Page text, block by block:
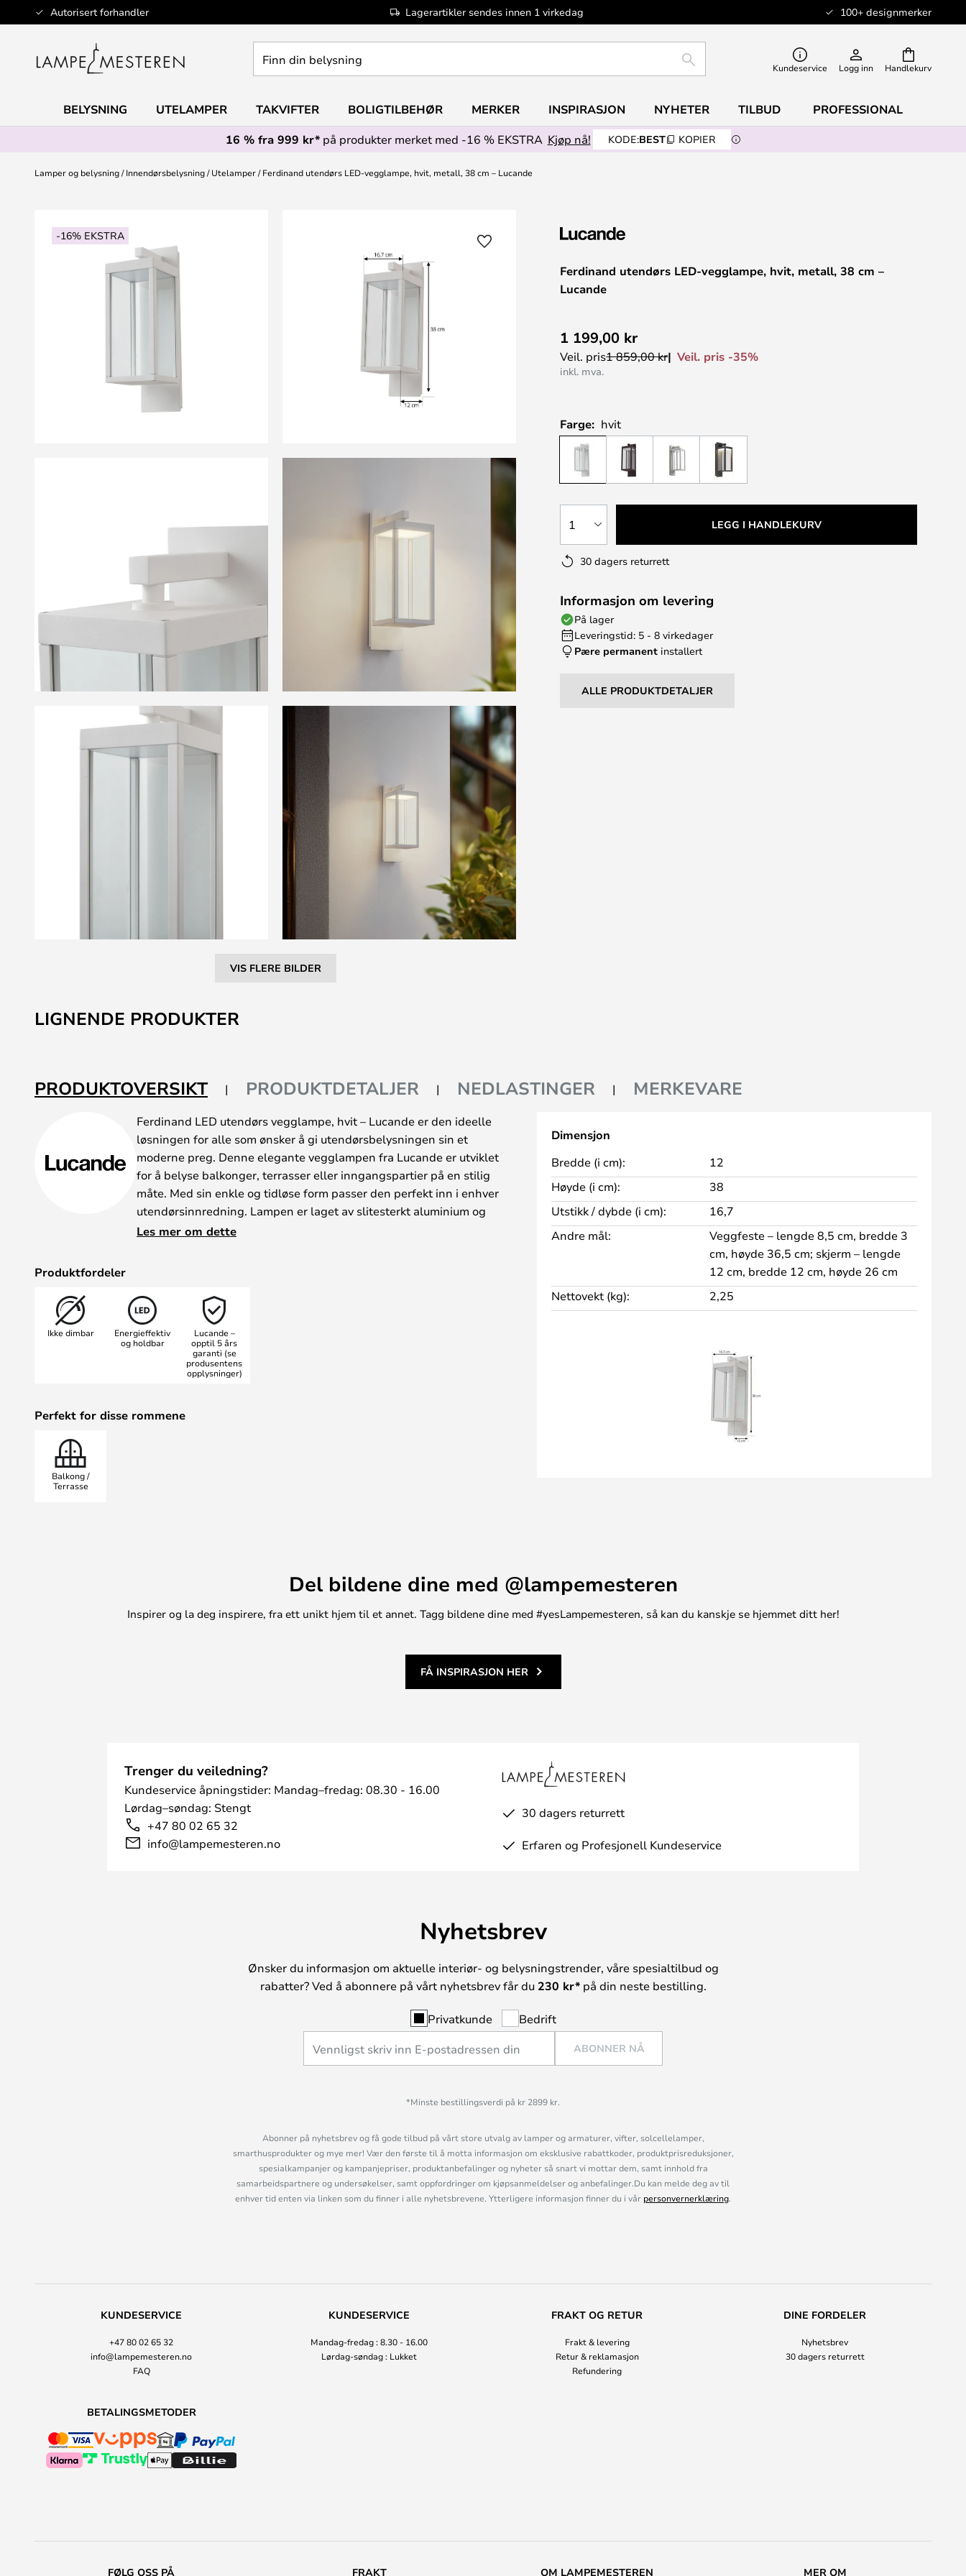
Autorisert forhandler Lagerartikler sendes innen 1 virkedag 100+ designmerker
Hopp
til
Handlekurv
din
SØK Kundeservice Logg inn
BELYSNING UTELAMPER TAKVIFTER BOLIGTILBEHØR MERKER INSPIRASJON NYHETER TILBUD
PROFESSIONAL
16 % fra 999 kr*på produkter merket med -16 % EKSTRA Kjøp nå! KODE:BEST KOPIER
Lamper og belysning Innendørsbelysning Utelamper Ferdinand utendørs LED-vegglampe, hvit, metall, 38 cm – Lucande
-16% EKSTRA
VIS FLERE BILDER
til
begynnelsen
Ferdinand utendørs LED-vegglampe, hvit, metall, 38 cm –
Lucande
1 199,00 kr
Veil. pris1 859,00 kr Veil. pris -35%
inkl. mva.
Farge: hvit
1 LEGG I HANDLEKURV
30 dagers returrett
Informasjon om levering
På lager
Leveringstid: 5 - 8 virkedager
Pære permanent installert
ALLE PRODUKTDETALJER
LIGNENDE PRODUKTER
PRODUKTOVERSIKT PRODUKTDETALJER NEDLASTINGER MERKEVARE
Ferdinand LED utendørs vegglampe, hvit – Lucande er den ideelle
løsningen for alle som ønsker å gi utendørsbelysningen sin et
moderne preg. Denne elegante vegglampen fra Lucande er utviklet
for å belyse balkonger, terrasser eller inngangspartier på en stilig
måte. Med sin enkle og tidløse form passer den perfekt inn i enhver
utendørsinnredning. Lampen er laget av slitesterkt aluminium og
glass, noe som sikrer lang levetid og motstandsdyktighet mot vær
på 16,7 cm er denne lampen kompakt og effektiv. Gjør uteområdet
ditt mer innbydende og tryggere med denne funksjonelle og
stilfulle utelampen.
Les mer om dette
Produktfordeler
Ikke dimbar
Energieffektiv
og holdbar
Lucande –
opptil 5 års
garanti (se
produsentens
opplysninger)
Perfekt for disse rommene
Balkong /
Terrasse
Dimensjon
Bredde (i cm):
12
Høyde (i cm):
38
Utstikk / dybde (i cm):
16,7
Andre mål:
Veggfeste – lengde 8,5 cm, bredde 3
cm, høyde 36,5 cm; skjerm – lengde
12 cm, bredde 12 cm, høyde 26 cm
Nettovekt (kg):
2,25
Del bildene dine med @lampemesteren
Inspirer og la deg inspirere, fra ett unikt hjem til et annet. Tagg bildene dine med #yesLampemesteren, så kan du kanskje se hjemmet ditt her!
FÅ INSPIRASJON HER
Trenger du veiledning?
Kundeservice åpningstider: Mandag–fredag: 08.30 - 16.00
Lørdag–søndag: Stengt
+47 80 02 65 32
info@lampemesteren.no
30 dagers returrett
Erfaren og Profesjonell Kundeservice
Nyhetsbrev
Ønsker du informasjon om aktuelle interiør- og belysningstrender, våre spesialtilbud og
rabatter? Ved å abonnere på vårt nyhetsbrev får du 230 kr*på din neste bestilling.
Privatkunde Bedrift
ABONNER NÅ
*Minste bestillingsverdi på kr 2899 kr.
Abonner på nyhetsbrev og få gode tilbud på vårt store utvalg av lamper og armaturer, vifter, solcellelamper,
smarthusprodukter og mye mer! Vær den første til å motta informasjon om eksklusive rabattkoder, produktprisreduksjoner,
spesialkampanjer og kampanjepriser, produktanbefalinger og nyheter så snart vi mottar dem, samt innhold fra
samarbeidspartnere og undersøkelser, samt oppfordringer om kjøpsanmeldelser og anbefalinger.Du kan melde deg av til
enhver tid enten via linken som du finner i alle nyhetsbrevene. Ytterligere informasjon finner du i vår personvernerklæring.
KUNDESERVICE
+47 80 02 65 32
info@lampemesteren.no
FAQ
KUNDESERVICE
Mandag-fredag : 8.30 - 16.00
Lørdag-søndag : Lukket
FRAKT OG RETUR
Frakt & levering
Retur & reklamasjon
Refundering
DINE FORDELER
Nyhetsbrev
30 dagers returrett
BETALINGSMETODER
FØLG OSS PÅ FRAKT OM LAMPEMESTEREN MER OM